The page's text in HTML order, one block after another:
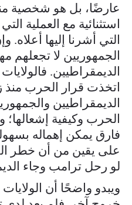
عارضًا، بل هو شخصية
استثنائية مع العملية
التي أشرنا إليها أعلاه.
الجمهوريين لا
الديمقراطيين.
اتخذت قرار الحرب منذ
الديمقراطيين
الحرب وكيفية
فارق يمكن إهماله
على يقين من أن خطر
لو رحل ترامب وجاء
ويبدو واضحًا أن